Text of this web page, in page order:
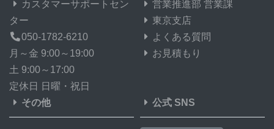
カスタマーサポートセン
ター
050-1782-6210
月～金 9:00～19:00
土 9:00～17:00
定休日 日曜・祝日
営業推進部 営業課
東京支店
よくある質問
お見積もり
その他 公式 SNS